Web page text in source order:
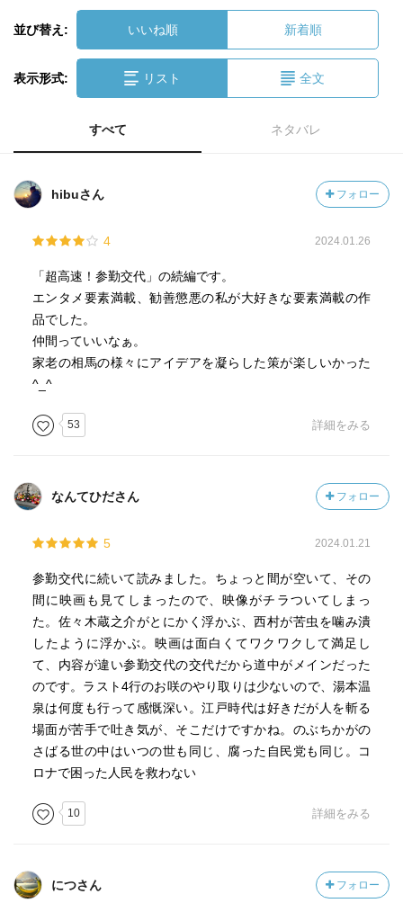
並び替え: いいね順 新着順
表示形式: リスト 全文
すべて ネタバレ
hibuさん フォロー
4 2024.01.26
「超高速！参勤交代」の続編です。
エンタメ要素満載、勧善懲悪の私が大好きな要素満載の作
品でした。
仲間っていいなぁ。
家老の相馬の様々にアイデアを凝らした策が楽しいかった
^_^
53 詳細をみる
なんてひださん フォロー
5 2024.01.21
参勤交代に続いて読みました。ちょっと間が空いて、その
間に映画も見てしまったので、映像がチラついてしまっ
た。佐々木蔵之介がとにかく浮かぶ、西村が苦虫を噛み潰
したように浮かぶ。映画は面白くてワクワクして満足し
て、内容が違い参勤交代の交代だから道中がメインだった
のです。ラスト4行のお咲のやり取りは少ないので、湯本温
泉は何度も行って感慨深い。江戸時代は好きだが人を斬る
場面が苦手で吐き気が、そこだけですかね。のぶちかがの
さばる世の中はいつの世も同じ、腐った自民党も同じ。コ
ロナで困った人民を救わない
10 詳細をみる
につさん フォロー